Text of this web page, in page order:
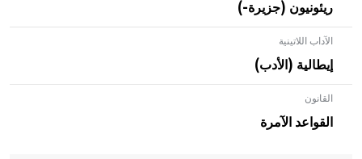
ريئونيون (جزيرة-)
الآداب اللاتينية
إيطالية (الأدب)
القانون
القواعد الآمرة
- هل تعلم أن الأبلق نوع من الفنون الهندسية التي ارتبطت
بالعمارة الإسلامية في بلاد الشام ومصر خاصة، حيث يحرص
المعمار على بناء مداميكه وخاصة في الواجهات